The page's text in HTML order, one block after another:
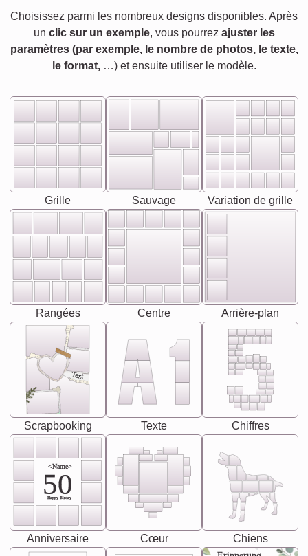
Choisissez parmi les nombreux designs disponibles. Après
un clic sur un exemple, vous pourrez ajuster les
paramètres (par exemple, le nombre de photos, le texte,
le format,…) et ensuite utiliser le modèle.
Grille Sauvage Variation de grille
Rangées Centre Arrière-plan
Text
Scrapbooking Texte Chiffres
<Name>
50
-Happy Birday-
Anniversaire Cœur Chiens